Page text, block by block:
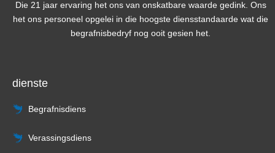
Die 21 jaar ervaring het ons van onskatbare waarde gedink. Ons
het ons personeel opgelei in die hoogste diensstandaarde wat die
begrafnisbedryf nog ooit gesien het.
dienste
Begrafnisdiens
Verassingsdiens